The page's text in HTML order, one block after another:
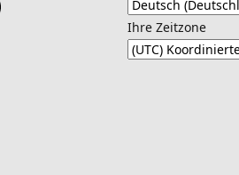
Ihre Zeitzone